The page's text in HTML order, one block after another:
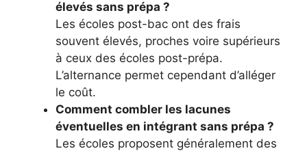
élevés sans prépa ?
Les écoles post-bac ont des frais
souvent élevés, proches voire supérieurs
à ceux des écoles post-prépa.
L’alternance permet cependant d’alléger
le coût.
Comment combler les lacunes
éventuelles en intégrant sans prépa ?
Les écoles proposent généralement des